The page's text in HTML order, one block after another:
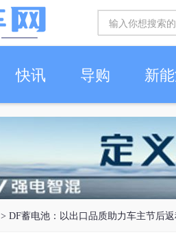
快讯 导购 新
> DF蓄电池：以出口品质助力车主节后